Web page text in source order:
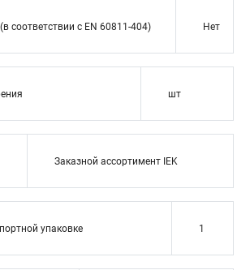
соответствии с EN 60811-404) Нет
шт
Заказной ассортимент IEK
упаковке 1